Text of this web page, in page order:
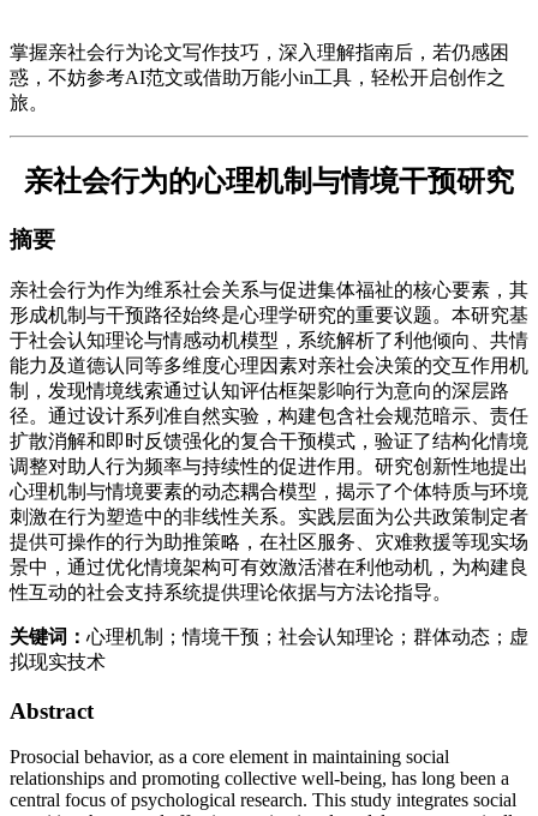
掌握亲社会行为论文写作技巧，深入理解指南后，若仍感困
惑，不妨参考AI范文或借助万能小in工具，轻松开启创作之
旅。
亲社会行为的心理机制与情境干预研究
摘要
亲社会行为作为维系社会关系与促进集体福祉的核心要素，其
形成机制与干预路径始终是心理学研究的重要议题。本研究基
于社会认知理论与情感动机模型，系统解析了利他倾向、共情
能力及道德认同等多维度心理因素对亲社会决策的交互作用机
制，发现情境线索通过认知评估框架影响行为意向的深层路
径。通过设计系列准自然实验，构建包含社会规范暗示、责任
扩散消解和即时反馈强化的复合干预模式，验证了结构化情境
调整对助人行为频率与持续性的促进作用。研究创新性地提出
心理机制与情境要素的动态耦合模型，揭示了个体特质与环境
刺激在行为塑造中的非线性关系。实践层面为公共政策制定者
提供可操作的行为助推策略，在社区服务、灾难救援等现实场
景中，通过优化情境架构可有效激活潜在利他动机，为构建良
性互动的社会支持系统提供理论依据与方法论指导。
关键词： 心理机制；情境干预；社会认知理论；群体动态；虚
拟现实技术
Abstract
Prosocial behavior, as a core element in maintaining social
relationships and promoting collective well-being, has long been a
central focus of psychological research. This study integrates social